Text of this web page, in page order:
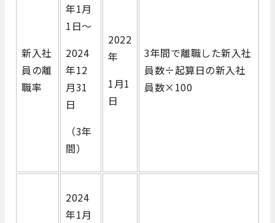
新入社
員の離
職率
年1月
1日～
2024
年12
月31
日
（3年
間）
2022
年
1月1
日
3年間で離職した新入社
員数÷起算日の新入社
員数×100
2024
年1月